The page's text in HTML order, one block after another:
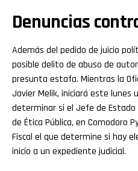
Denuncias
Además del pedido de juicio
posible delito de abuso de
presunta estafa. Mientras la
Javier Melik, iniciará este lunes
determinar si el Jefe de
de Ética Pública, en Comodoro
Fiscal el que determine si hay
inicio a un expediente judicial.
Flipboard
Reddit